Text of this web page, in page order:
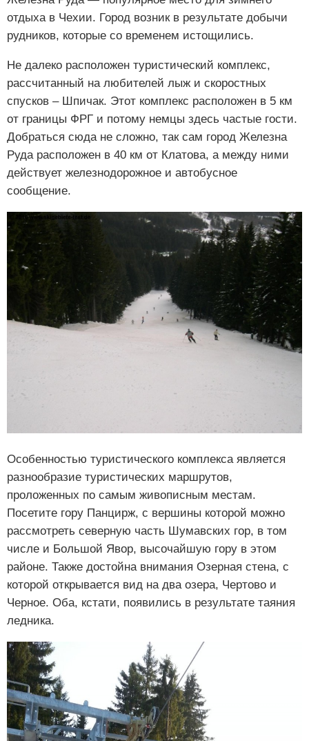
отдыха в Чехии. Город возник в результате добычи
рудников, которые со временем истощились.
Не далеко расположен туристический комплекс,
рассчитанный на любителей лыж и скоростных
спусков – Шпичак. Этот комплекс расположен в 5 км
от границы ФРГ и потому немцы здесь частые гости.
Добраться сюда не сложно, так сам город Железна
Руда расположен в 40 км от Клатова, а между ними
действует железнодорожное и автобусное
сообщение.
Особенностью туристического комплекса является
разнообразие туристических маршрутов,
проложенных по самым живописным местам.
Посетите гору Панцирж, с вершины которой можно
рассмотреть северную часть Шумавских гор, в том
числе и Большой Явор, высочайшую гору в этом
районе. Также достойна внимания Озерная стена, с
которой открывается вид на два озера, Чертово и
Черное. Оба, кстати, появились в результате таяния
ледника.